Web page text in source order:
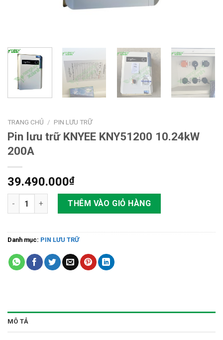
TRANG CHỦ / PIN LƯU TRỮ
Pin lưu trữ KNYEE KNY51200 10.24kW
200A
39.490.000₫
Pin lưu trữ KNYEE KNY51200 10.24kW 200A số lượng
THÊM VÀO GIỎ HÀNG
Danh mục: PIN LƯU TRỮ
MÔ TẢ